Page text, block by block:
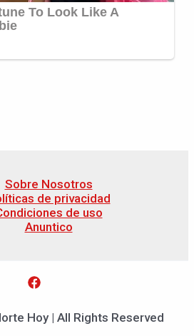
Sobre Nosotros
de privacidad
de uso
Anuntico
Hoy | All Rights Reserved